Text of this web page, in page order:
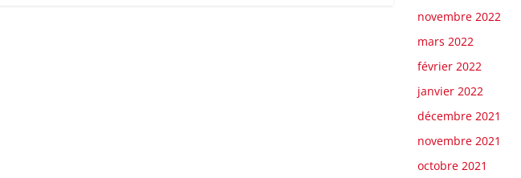
novembre 2022
mars 2022
février 2022
janvier 2022
décembre 2021
novembre 2021
octobre 2021